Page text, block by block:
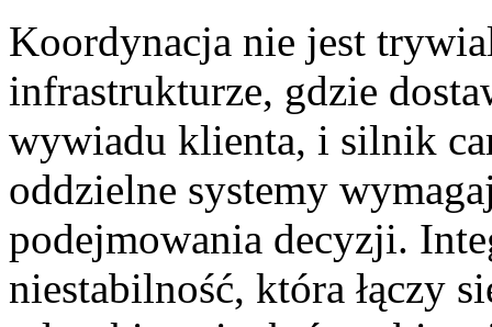
Koordynacja nie jest
infrastrukturze, gdzie
wywiadu klienta, i silnik
oddzielne systemy
podejmowania decyzji.
niestabilność, która łączy